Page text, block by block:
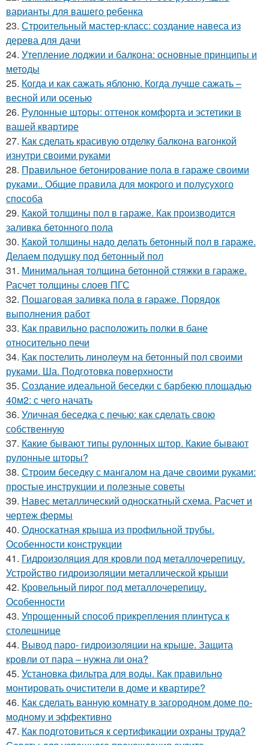
варианты для вашего ребенка
23. Строительный мастер-класс: создание навеса из
дерева для дачи
24. Утепление лоджии и балкона: основные принципы и
методы
25. Когда и как сажать яблоню. Когда лучше сажать –
весной или осенью
26. Рулонные шторы: оттенок комфорта и эстетики в
вашей квартире
27. Как сделать красивую отделку балкона вагонкой
изнутри своими руками
28. Правильное бетонирование пола в гараже своими
руками.. Общие правила для мокрого и полусухого
способа
29. Какой толщины пол в гараже. Как производится
заливка бетонного пола
30. Какой толщины надо делать бетонный пол в гараже.
Делаем подушку под бетонный пол
31. Минимальная толщина бетонной стяжки в гараже.
Расчет толщины слоев ПГС
32. Пошаговая заливка пола в гараже. Порядок
выполнения работ
33. Как правильно расположить полки в бане
относительно печи
34. Как постелить линолеум на бетонный пол своими
руками. Ша. Подготовка поверхности
35. Создание идеальной беседки с барбекю площадью
40м2: с чего начать
36. Уличная беседка с печью: как сделать свою
собственную
37. Какие бывают типы рулонных штор. Какие бывают
рулонные шторы?
38. Строим беседку с мангалом на даче своими руками:
простые инструкции и полезные советы
39. Навес металлический односкатный схема. Расчет и
чертеж фермы
40. Односкатная крыша из профильной трубы.
Особенности конструкции
41. Гидроизоляция для кровли под металлочерепицу.
Устройство гидроизоляции металлической крыши
42. Кровельный пирог под металлочерепицу.
Особенности
43. Упрощенный способ прикрепления плинтуса к
столешнице
44. Вывод паро- гидроизоляции на крыше. Защита
кровли от пара – нужна ли она?
45. Установка фильтра для воды. Как правильно
монтировать очистители в доме и квартире?
46. Как сделать ванную комнату в загородном доме по-
модному и эффективно
47. Как подготовиться к сертификации охраны труда?